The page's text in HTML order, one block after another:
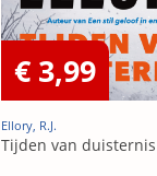
€ 3,99
Ellory, R.J.
Tijden van duisternis